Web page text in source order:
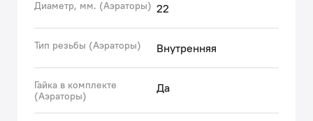
Диаметр, мм. (Аэраторы) 22
Тип резьбы (Аэраторы) Внутренняя
Гайка в комплекте
(Аэраторы)
Да